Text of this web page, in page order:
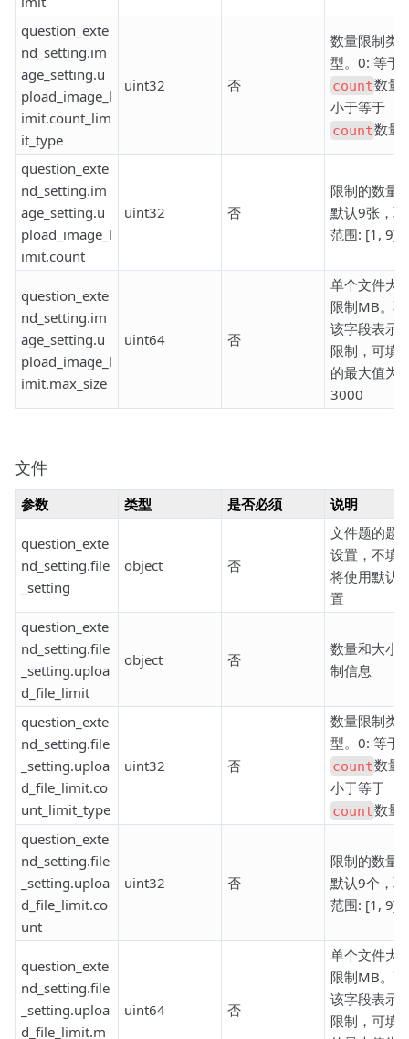
question_exte
nd_setting.im
age_setting.u
pload_image_l
imit.count_lim
it_type
uint32 否
数量限制类
型。0: 等于
count数量
小于等于
count数量
question_exte
nd_setting.im
age_setting.u
pload_image_l
imit.count
uint32 否
限制的数量
默认9张，
范围: [1, 9]
question_exte
nd_setting.im
age_setting.u
pload_image_l
imit.max_size
uint64 否
单个文件大
限制MB。
该字段表示
限制，可填
的最大值为
3000
文件
参数 类型 是否必须 说明
question_exte
nd_setting.file
_setting
object 否
文件题的题
设置，不填
将使用默认
置
question_exte
nd_setting.file
_setting.uploa
d_file_limit
object 否
数量和大小
制信息
question_exte
nd_setting.file
_setting.uploa
d_file_limit.co
unt_limit_type
uint32 否
数量限制类
型。0: 等于
count数量
小于等于
count数量
question_exte
nd_setting.file
_setting.uploa
d_file_limit.co
unt
uint32 否
限制的数量
默认9个，
范围: [1, 9]
question_exte
nd_setting.file
_setting.uploa
d_file_limit.m
uint64 否
单个文件大
限制MB。
该字段表示
限制，可填